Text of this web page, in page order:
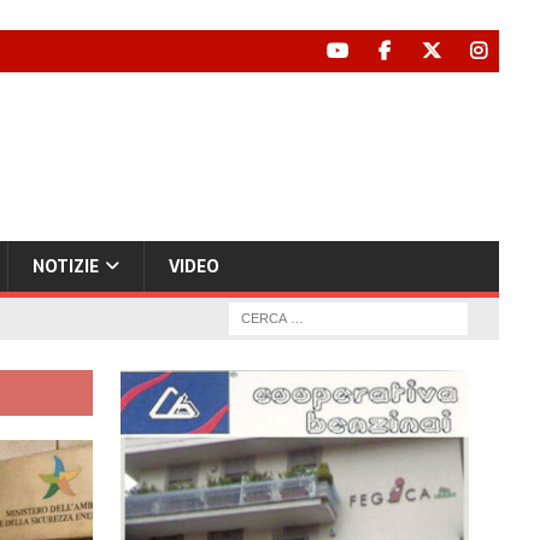
NOTIZIE VIDEO